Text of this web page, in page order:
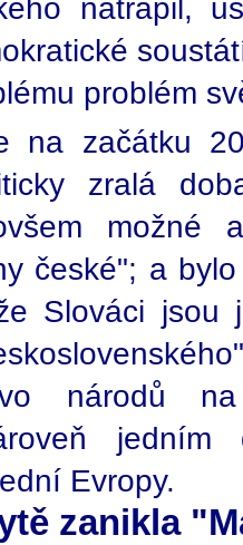
natrápil,
problém
na začátku
zralá
možné
české"; a
Slováci jsou
národů na
Evropy.
zanikla